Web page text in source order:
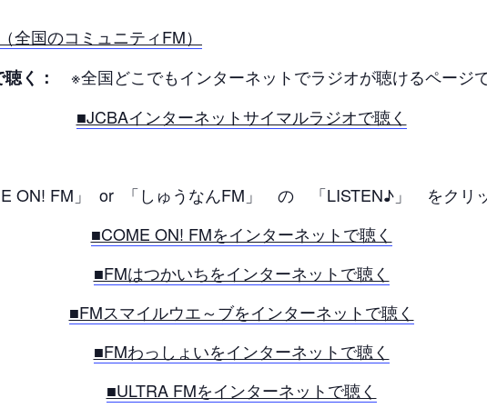
全国のコミュニティFM）
く：
※全国どこでもインターネットでラジオが聴けるページで
■JCBAインターネットサイマルラジオで聴く
ON! FM」 or 「しゅうなんFM」 の 「LISTEN♪」 をクリ
■COME ON! FMをインターネットで聴く
■FMはつかいちをインターネットで聴く
■FMスマイルウエ～ブをインターネットで聴く
■FMわっしょいをインターネットで聴く
■ULTRA FMをインターネットで聴く